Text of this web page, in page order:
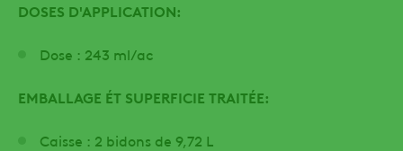
DOSES D'APPLICATION:
Dose : 243 ml/ac
EMBALLAGE ÉT SUPERFICIE TRAITÉE:
Caisse : 2 bidons de 9,72 L